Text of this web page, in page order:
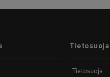
Tietosuoja
Tietosuoja